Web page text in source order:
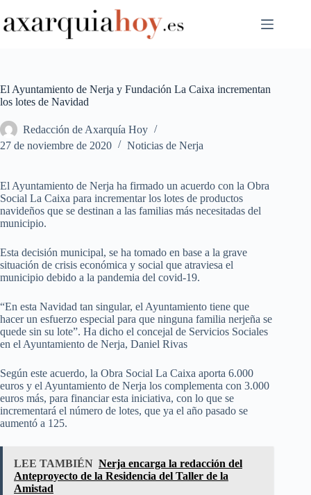
al
contenido
El Ayuntamiento de Nerja y Fundación La Caixa incrementan
los lotes de Navidad
Redacción de Axarquía Hoy
27 de noviembre de 2020
Noticias de Nerja
El Ayuntamiento de Nerja ha firmado un acuerdo con la Obra
Social La Caixa para incrementar los lotes de productos
navideños que se destinan a las familias más necesitadas del
municipio.
Esta decisión municipal, se ha tomado en base a la grave
situación de crisis económica y social que atraviesa el
municipio debido a la pandemia del covid-19.
“En esta Navidad tan singular, el Ayuntamiento tiene que
hacer un esfuerzo especial para que ninguna familia nerjeña se
quede sin su lote”. Ha dicho el concejal de Servicios Sociales
en el Ayuntamiento de Nerja, Daniel Rivas
Según este acuerdo, la Obra Social La Caixa aporta 6.000
euros y el Ayuntamiento de Nerja los complementa con 3.000
euros más, para financiar esta iniciativa, con lo que se
incrementará el número de lotes, que ya el año pasado se
aumentó a 125.
LEE TAMBIÉN Nerja encarga la redacción del
Anteproyecto de la Residencia del Taller de la
Amistad